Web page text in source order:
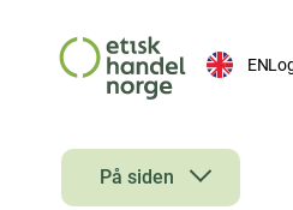
EN
På siden